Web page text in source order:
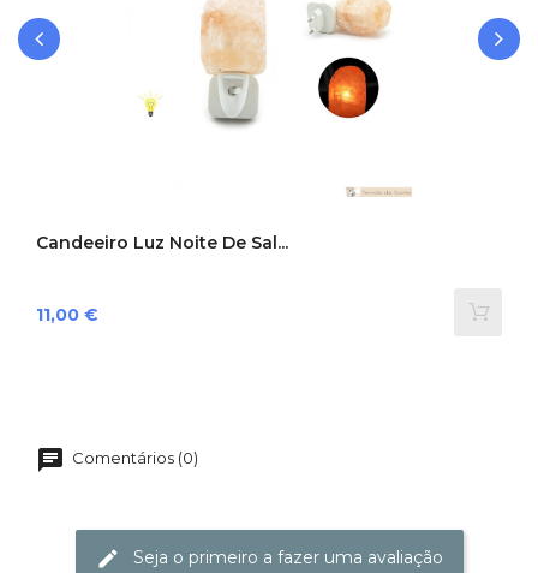
Candeeiro Luz Noite De Sal...
Preço
11,00 €
Comentários (0)
Seja o primeiro a fazer uma avaliação